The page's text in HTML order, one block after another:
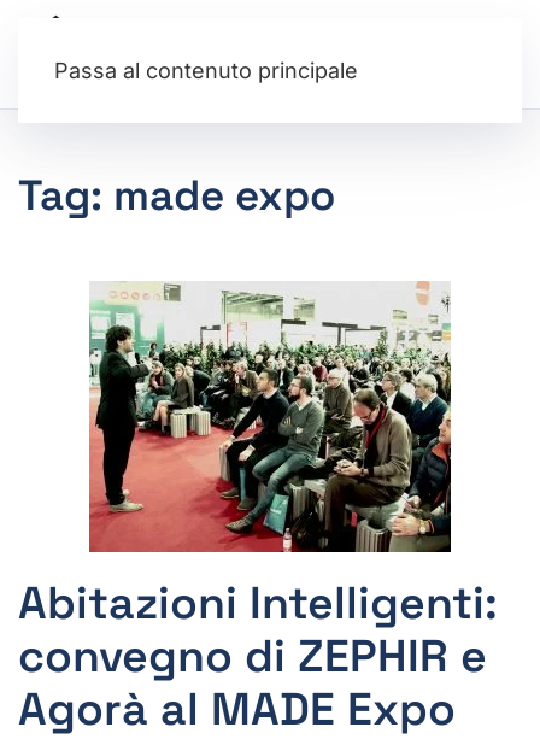
Passa al contenuto principale
Tag: made expo
Abitazioni Intelligenti:
convegno di ZEPHIR e
Agorà al MADE Expo